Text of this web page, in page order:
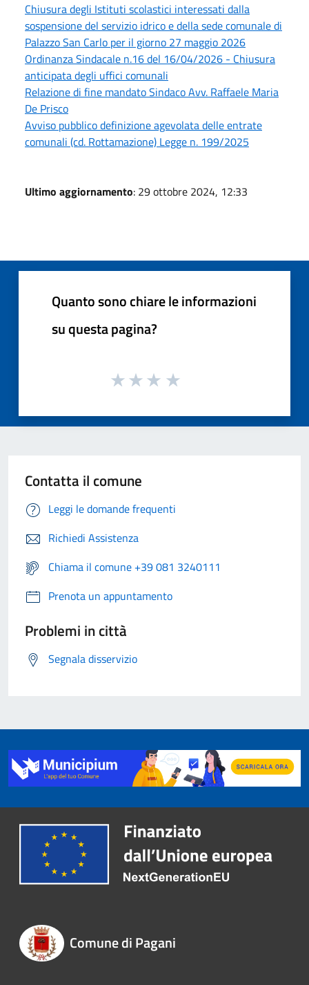
Chiusura degli Istituti scolastici interessati dalla
sospensione del servizio idrico e della sede comunale di
Palazzo San Carlo per il giorno 27 maggio 2026
Ordinanza Sindacale n.16 del 16/04/2026 - Chiusura
anticipata degli uffici comunali
Relazione di fine mandato Sindaco Avv. Raffaele Maria
De Prisco
Avviso pubblico definizione agevolata delle entrate
comunali (cd. Rottamazione) Legge n. 199/2025
Ultimo aggiornamento: 29 ottobre 2024, 12:33
Quanto sono chiare le informazioni
su questa pagina?
Contatta il comune
Leggi le domande frequenti
Richiedi Assistenza
Chiama il comune +39 081 3240111
Prenota un appuntamento
Problemi in città
Segnala disservizio
Comune di Pagani